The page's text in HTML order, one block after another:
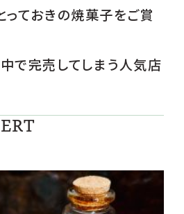
っておきの焼菓子をご賞
で完売してしまう人気店